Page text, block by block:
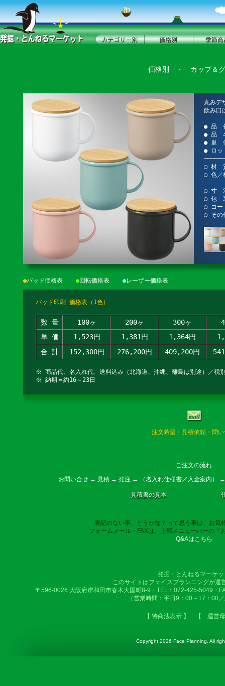
価格別 ・ カップ＆
丸みデ
飲み口
● 品
● 品
● 単
● ロッ
○ 材
○ 色／
○ 寸
○ 包
○ コー
○ その
●パッド価格表 ●回転価格表 ●レーザー価格表
パッド印刷 価格表（1色）
数 量 100ヶ 200ヶ 300ヶ
単 価
1,523円 1,381円 1,364円
合 計
152,300円 276,200円 409,200円
※ 商品代、名入れ代、送料込み（北海道、沖縄、離島は別途）／税
※ 納期＝約16～23日
注文希望・見積依頼・問
ご注文の流れ
お問い合せ → 見積 → 発注 → （名入れ仕様書／入金案内）
見積書の見本
表記のない事、どうかな？って思う事は、お気
フォームメール・FAXは、上部メニューバーの「
Q&Aはこちら
発掘・とんねるマーケ
このサイトはフェイスプランニングが運
〒596-0026 大阪府岸和田市春木大国町8-9・TEL：072-425-5049・
（営業時間：平日9：00～17：00
【 特商法表示 】 【 運営
Copyright 2026 Face Planning. All